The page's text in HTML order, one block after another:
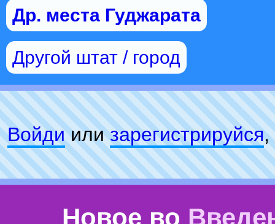
Др. места Гуджарата
Другой штат / город
Войдиилизарeгиcтpируйся,
Новое во